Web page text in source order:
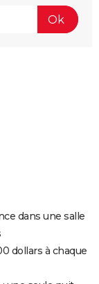
dans une salle
dollars à chaque